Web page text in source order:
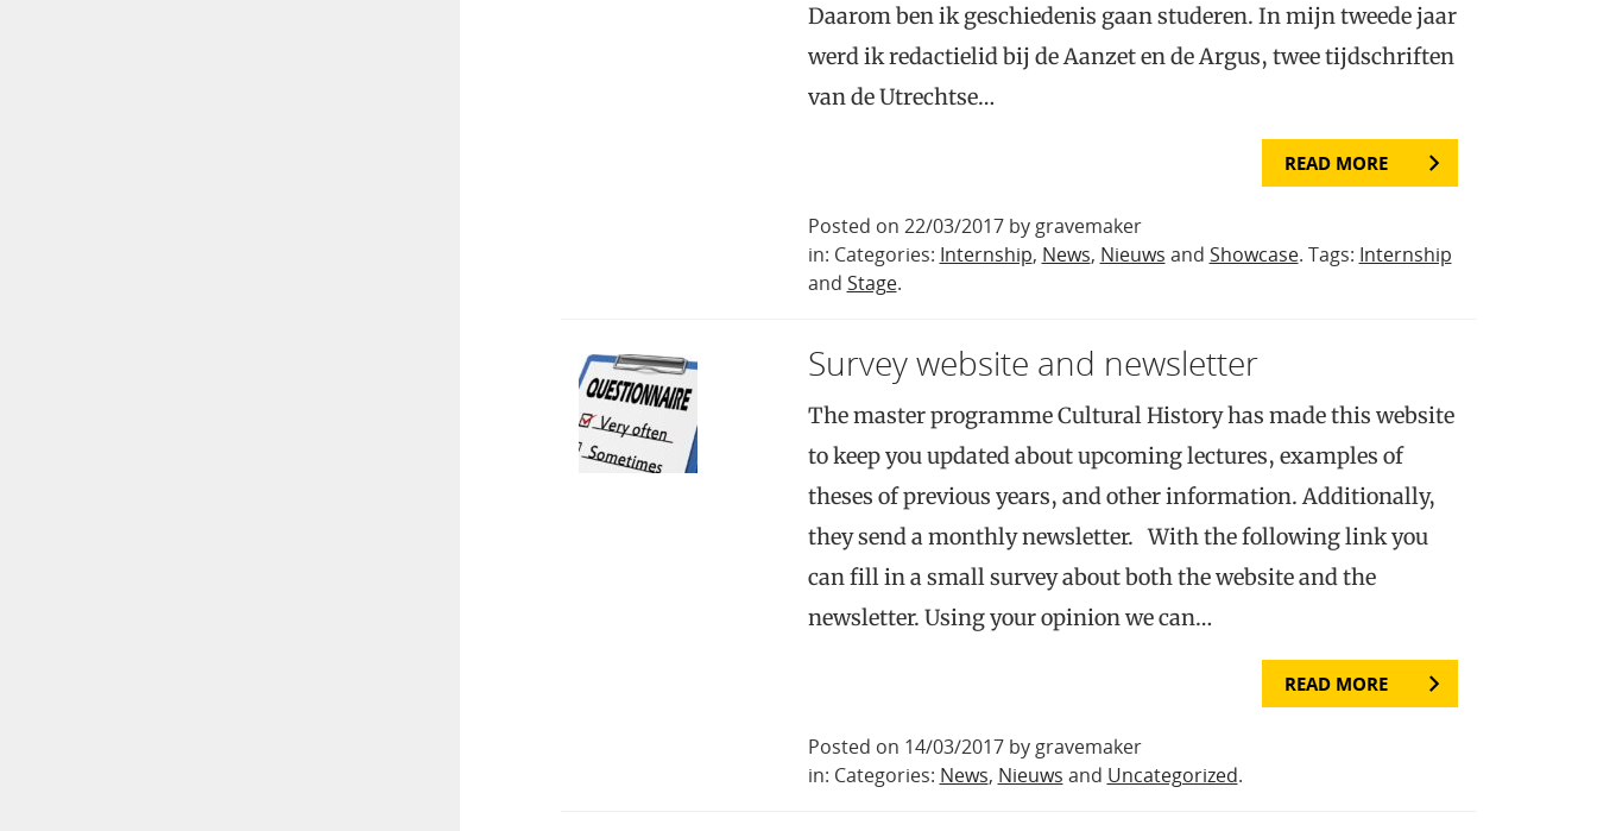
Daarom ben ik geschiedenis gaan studeren. In mijn tweede jaar
werd ik redactielid bij de Aanzet en de Argus, twee tijdschriften
van de Utrechtse…
READ MORE
Posted on 22/03/2017 by gravemaker
in: Categories: Internship, News, Nieuws and Showcase. Tags: Internship
and Stage.
Survey website and newsletter
The master programme Cultural History has made this website
to keep you updated about upcoming lectures, examples of
theses of previous years, and other information. Additionally,
they send a monthly newsletter. With the following link you
can fill in a small survey about both the website and the
newsletter. Using your opinion we can…
READ MORE
Posted on 14/03/2017 by gravemaker
in: Categories: News, Nieuws and Uncategorized.